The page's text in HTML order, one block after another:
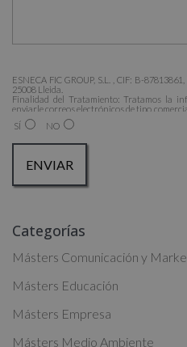
ESNECA FIC GROUP, S.L. , CIF: B-
25008 Lleida.
Finalidad del Tratamiento: Tratamos la
enviarle correos electrónicos de tipo
y otros tipo de productos que fueran de su
Legitimación del tratamiento:
la dirección admin@grupoesneca.com.
Desea recibir información comercial (vía
SÍ NO
l
t
n
a
Categorías
Másters Comunicación y
Másters Educación
Másters Empresa
Másters Medio Ambiente